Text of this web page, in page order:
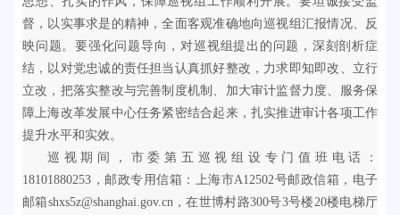
督，以实事求是的精神，全面客观准确地向巡视组汇报情况、反
映问题。要强化问题导向，对巡视组提出的问题，深刻剖析症
结，以对党忠诚的责任担当认真抓好整改，力求即知即改、立行
立改，把落实整改与完善制度机制、加大审计监督力度、服务保
障上海改革发展中心任务紧密结合起来，扎实推进审计各项工作
提升水平和实效。
巡视期间，市委第五巡视组设专门值班电话：
18101880253，邮政专用信箱：上海市A12502号邮政信箱，电子
邮箱shxs5z@shanghai.gov.cn，在世博村路300号3号楼20楼电梯厅